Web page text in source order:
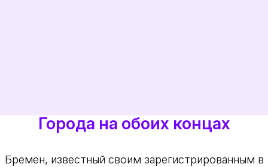
Города на обоих концах
Бремен, известный своим зарегистрированным в